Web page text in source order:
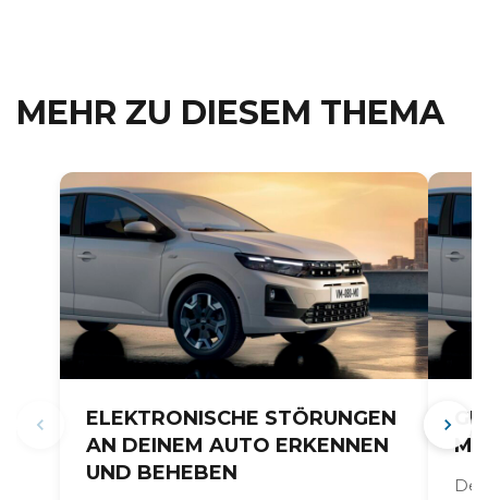
MEHR ZU DIESEM THEMA
ELEKTRONISCHE STÖRUNGEN
AN DEINEM AUTO ERKENNEN
UND BEHEBEN